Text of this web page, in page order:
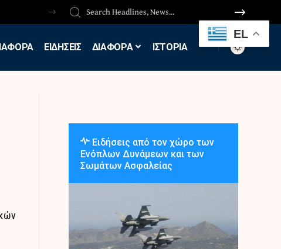
ΕΙΔΗΣΕΙΣ ΔΙΑΦΟΡΑ ΙΣΤΟΡΙΑ
Ειδήσεις από τον χώρο των
Ενόπλων Δυνάμεων και των
Σωμάτων Ασφαλείας
EL